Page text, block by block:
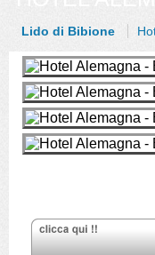
Lido di Bibione